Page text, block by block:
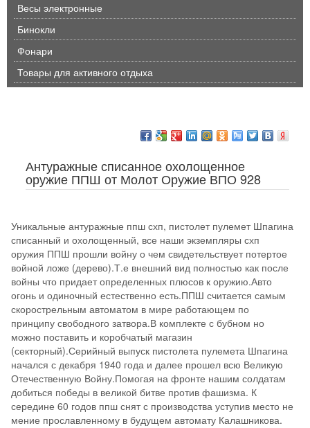
Весы электронные
Бинокли
Фонари
Товары для активного отдыха
Антуражные списанное охолощенное
оружие ППШ от Молот Оружие ВПО 928
Уникальные антуражные ппш схп, пистолет пулемет Шпагина
списанный и охолощенный, все наши экземпляры схп
оружия ППШ прошли войну о чем свидетельствует потертое
войной ложе (дерево).Т.е внешний вид полностью как после
войны что придает определенных плюсов к оружию.Авто
огонь и одиночный естественно есть.ППШ считается самым
скорострельным автоматом в мире работающем по
принципу свободного затвора.В комплекте с бубном но
можно поставить и коробчатый магазин
(секторный).Серийный выпуск пистолета пулемета Шпагина
начался с декабря 1940 года и далее прошел всю Великую
Отечественную Войну.Помогая на фронте нашим солдатам
добиться победы в великой битве против фашизма. К
середине 60 годов ппш снят с производства уступив место не
мение прославленному в будущем автомату Калашникова.